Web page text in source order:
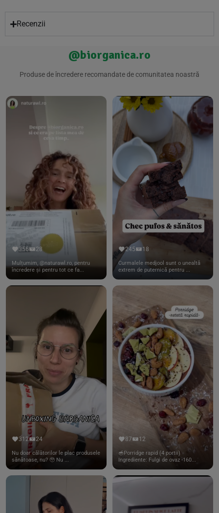
Recenzii
@biorganica.ro
Produse de încredere recomandate de comunitatea noastră
356 28
Mulțumim, @naturawl.ro, pentru
încredere și pentru tot ce fa...
245 18
Curmalele medjool sunt o unealtă
extrem de puternică pentru ...
312 24
Nu doar călătorilor le plac produsele
sănătoase, nu? 🥹 Nu ...
87 12
🥣Porridge rapid (4 portii)
Ingrediente: Fulgi de ovaz -160...